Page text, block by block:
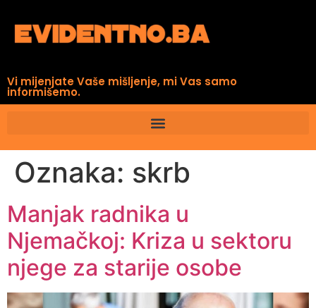
Vi mijenjate Vaše mišljenje, mi Vas samo
informišemo.
Oznaka: skrb
Manjak radnika u
Njemačkoj: Kriza u sektoru
njege za starije osobe